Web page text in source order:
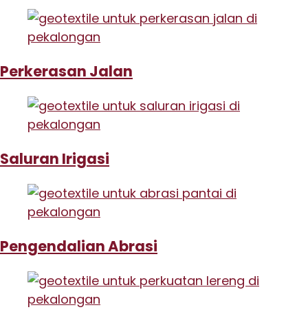
Perkerasan Jalan
Saluran Irigasi
Pengendalian Abrasi